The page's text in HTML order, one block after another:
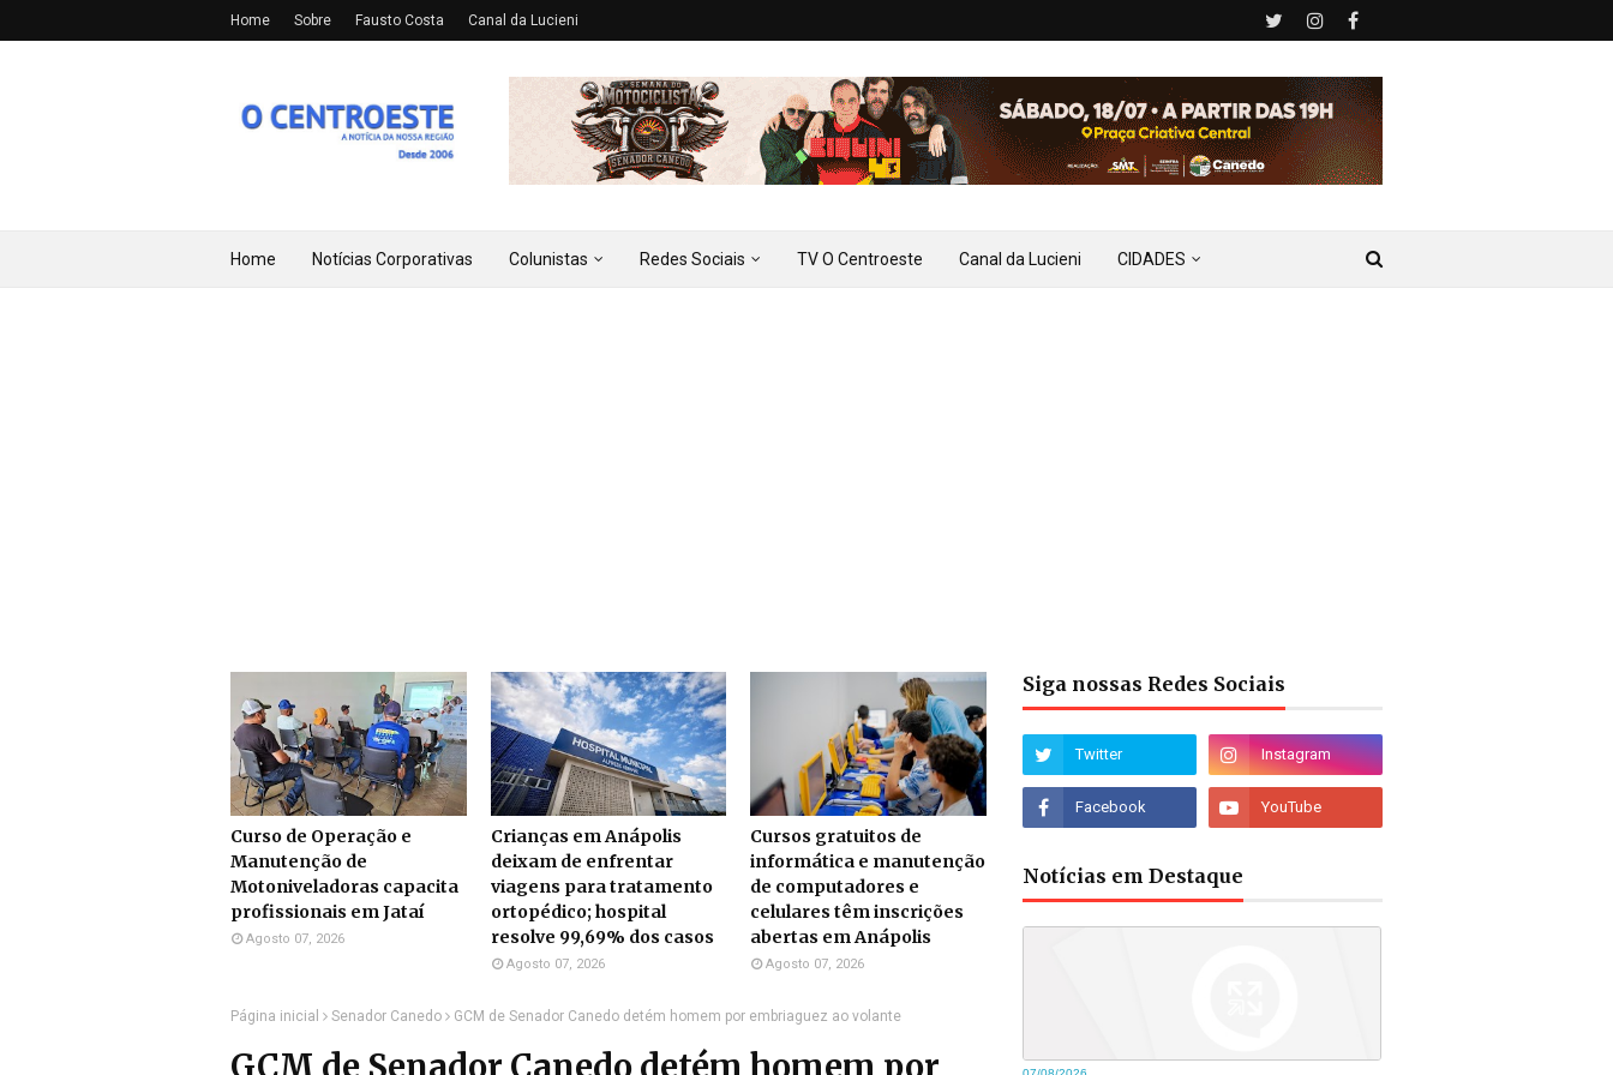
Home Sobre Fausto Costa Canal da Lucieni
Home Notícias Corporativas Colunistas Redes Sociais TV O Centroeste Canal da Lucieni CIDADES
Curso de Operação e
Manutenção de
Motoniveladoras capacita
profissionais em Jataí
Agosto 07, 2026
Crianças em Anápolis
deixam de enfrentar
viagens para tratamento
ortopédico; hospital
resolve 99,69% dos casos
Agosto 07, 2026
Cursos gratuitos de
informática e manutenção
de computadores e
celulares têm inscrições
abertas em Anápolis
Agosto 07, 2026
Página inicial Senador Canedo GCM de Senador Canedo detém homem por embriaguez ao volante
GCM de Senador Canedo detém homem por
Siga nossas Redes Sociais
Notícias em Destaque